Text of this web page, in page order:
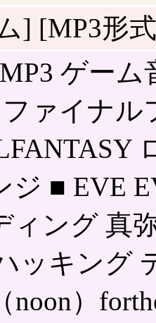
] [MP3形
ゲーム
ファイナル
ジ ■ EVE
ィング 真
ッキング
noon）